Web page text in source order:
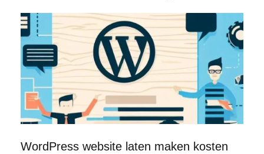
WordPress website laten maken kosten